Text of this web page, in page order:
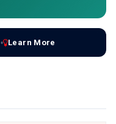
Learn More